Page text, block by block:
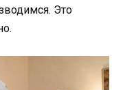
Это